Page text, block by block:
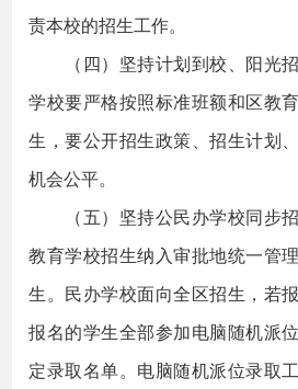
责本校的招生工作。
（四）坚持计划到校、阳光
学校要严格按照标准班额和区教
生，要公开招生政策、招生计划
机会公平。
（五）坚持公民办学校同步招
教育学校招生纳入审批地统一管
生。民办学校面向全区招生，若
报名的学生全部参加电脑随机派
定录取名单。电脑随机派位录取